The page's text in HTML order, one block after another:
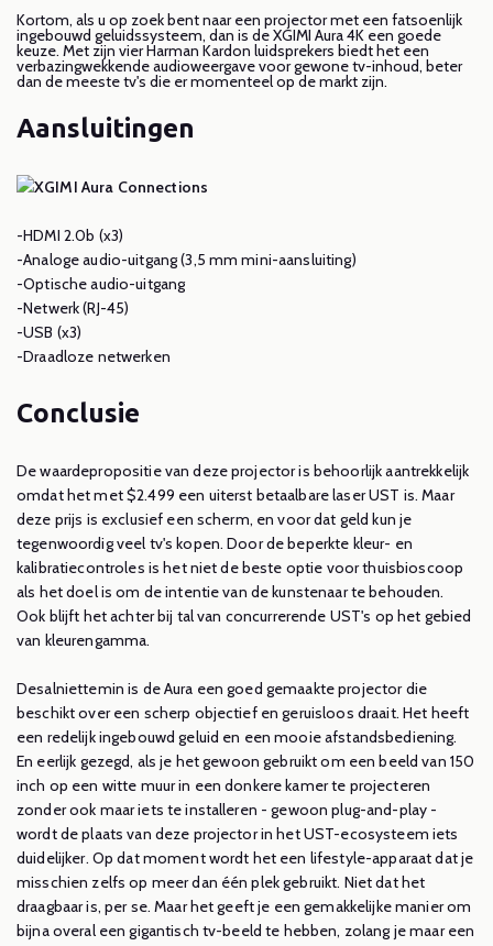
Kortom, als u op zoek bent naar een projector met een fatsoenlijk
ingebouwd geluidssysteem, dan is de XGIMI Aura 4K een goede
keuze. Met zijn vier Harman Kardon luidsprekers biedt het een
verbazingwekkende audioweergave voor gewone tv-inhoud, beter
dan de meeste tv's die er momenteel op de markt zijn.
Aansluitingen
-HDMI 2.0b (x3)
-Analoge audio-uitgang (3,5 mm mini-aansluiting)
-Optische audio-uitgang
-Netwerk (RJ-45)
-USB (x3)
-Draadloze netwerken
Conclusie
De waardepropositie van deze projector is behoorlijk aantrekkelijk
omdat het met $2.499 een uiterst betaalbare laser UST is. Maar
deze prijs is exclusief een scherm, en voor dat geld kun je
tegenwoordig veel tv's kopen. Door de beperkte kleur- en
kalibratiecontroles is het niet de beste optie voor thuisbioscoop
als het doel is om de intentie van de kunstenaar te behouden.
Ook blijft het achter bij tal van concurrerende UST's op het gebied
van kleurengamma.
Desalniettemin is de Aura een goed gemaakte projector die
beschikt over een scherp objectief en geruisloos draait. Het heeft
een redelijk ingebouwd geluid en een mooie afstandsbediening.
En eerlijk gezegd, als je het gewoon gebruikt om een ​​beeld van 150
inch op een witte muur in een donkere kamer te projecteren
zonder ook maar iets te installeren - gewoon plug-and-play -
wordt de plaats van deze projector in het UST-ecosysteem iets
duidelijker. Op dat moment wordt het een lifestyle-apparaat dat je
misschien zelfs op meer dan één plek gebruikt. Niet dat het
draagbaar is, per se. Maar het geeft je een gemakkelijke manier om
bijna overal een gigantisch tv-beeld te hebben, zolang je maar een